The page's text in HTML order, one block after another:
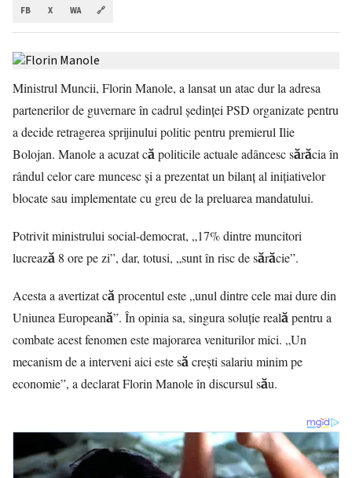
FB X WA 🔗
Ministrul Muncii, Florin Manole, a lansat un atac dur la adresa
partenerilor de guvernare în cadrul ședinței PSD organizate pentru
a decide retragerea sprijinului politic pentru premierul Ilie
Bolojan. Manole a acuzat că politicile actuale adâncesc sărăcia în
rândul celor care muncesc și a prezentat un bilanț al inițiativelor
blocate sau implementate cu greu de la preluarea mandatului.
Potrivit ministrului social-democrat, „17% dintre muncitori
lucrează 8 ore pe zi”, dar, totusi, „sunt în risc de sărăcie”.
Acesta a avertizat că procentul este „unul dintre cele mai dure din
Uniunea Europeană”. În opinia sa, singura soluție reală pentru a
combate acest fenomen este majorarea veniturilor mici. „Un
mecanism de a interveni aici este să crești salariu minim pe
economie”, a declarat Florin Manole în discursul său.